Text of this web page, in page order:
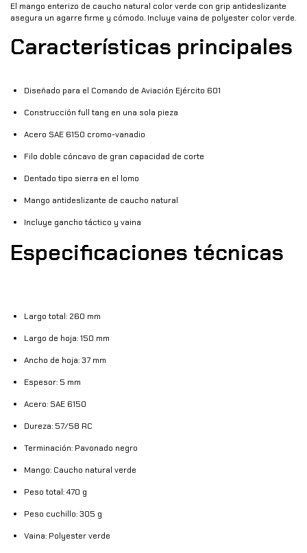
El mango enterizo de caucho natural color verde con grip antideslizante
asegura un agarre firme y cómodo. Incluye vaina de polyester color verde.
Características principales
Diseñado para el Comando de Aviación Ejército 601
Construcción full tang en una sola pieza
Acero SAE 6150 cromo-vanadio
Filo doble cóncavo de gran capacidad de corte
Dentado tipo sierra en el lomo
Mango antideslizante de caucho natural
Incluye gancho táctico y vaina
Especificaciones técnicas
Largo total: 260 mm
Largo de hoja: 150 mm
Ancho de hoja: 37 mm
Espesor: 5 mm
Acero: SAE 6150
Dureza: 57/58 RC
Terminación: Pavonado negro
Mango: Caucho natural verde
Peso total: 470 g
Peso cuchillo: 305 g
Vaina: Polyester verde